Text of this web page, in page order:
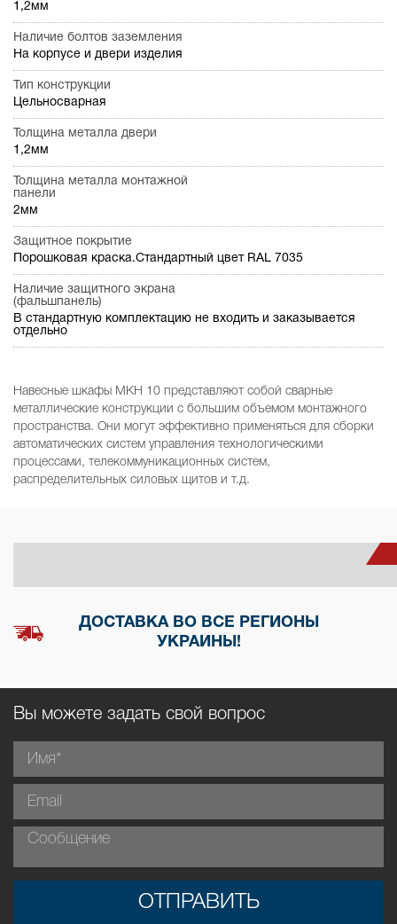
1,2мм
Наличие болтов заземления
На корпусе и двери изделия
Тип конструкции
Цельносварная
Толщина металла двери
1,2мм
Толщина металла монтажной
панели
2мм
Защитное покрытие
Порошковая краска.Стандартный цвет RAL 7035
Наличие защитного экрана
(фальшпанель)
В стандартную комплектацию не входить и заказывается
отдельно
Навесные шкафы МКН 10 представляют собой сварные
металлические конструкции с большим объемом монтажного
пространства. Они могут эффективно применяться для сборки
автоматических систем управления технологическими
процессами, телекоммуникационных систем,
распределительных силовых щитов и т.д.
ДОСТАВКА ВО ВСЕ РЕГИОНЫ
УКРАИНЫ!
Вы можете задать свой вопрос
ОТПРАВИТЬ